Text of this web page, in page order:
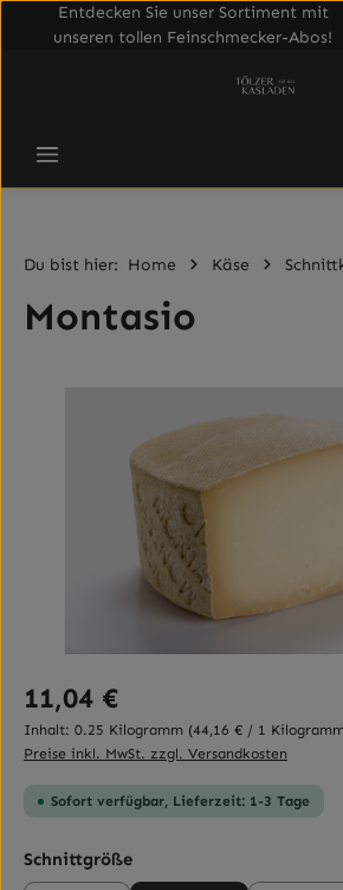
Entdecken Sie unser Sortiment mit
unseren tollen Feinschmecker-Abos!
Du bist hier: Home Käse
Montasio
Regulärer Preis:
11,04 €
Inhalt: 0.25 Kilogramm (44,16 € / 1
Preise inkl. MwSt. zzgl. Versandkosten
Sofort verfügbar, Lieferzeit: 1-3 Tage
Schnittgrößeauswählen